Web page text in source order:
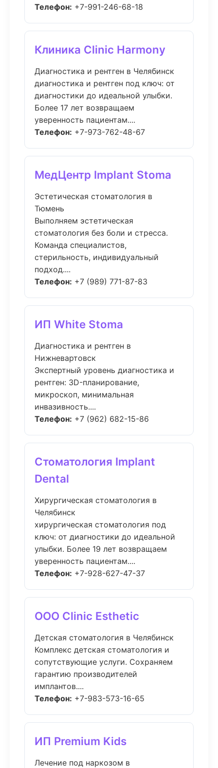
Телефон: +7-991-246-68-18
Клиника Clinic Harmony
Диагностика и рентген в Челябинск
диагностика и рентген под ключ: от
диагностики до идеальной улыбки.
Более 17 лет возвращаем
уверенность пациентам....
Телефон: +7-973-762-48-67
МедЦентр Implant Stoma
Эстетическая стоматология в
Тюмень
Выполняем эстетическая
стоматология без боли и стресса.
Команда специалистов,
стерильность, индивидуальный
подход....
Телефон: +7 (989) 771-87-83
ИП White Stoma
Диагностика и рентген в
Нижневартовск
Экспертный уровень диагностика и
рентген: 3D-планирование,
микроскоп, минимальная
инвазивность....
Телефон: +7 (962) 682-15-86
Стоматология Implant
Dental
Хирургическая стоматология в
Челябинск
хирургическая стоматология под
ключ: от диагностики до идеальной
улыбки. Более 19 лет возвращаем
уверенность пациентам....
Телефон: +7-928-627-47-37
ООО Clinic Esthetic
Детская стоматология в Челябинск
Комплекс детская стоматология и
сопутствующие услуги. Сохраняем
гарантию производителей
имплантов....
Телефон: +7-983-573-16-65
ИП Premium Kids
Лечение под наркозом в